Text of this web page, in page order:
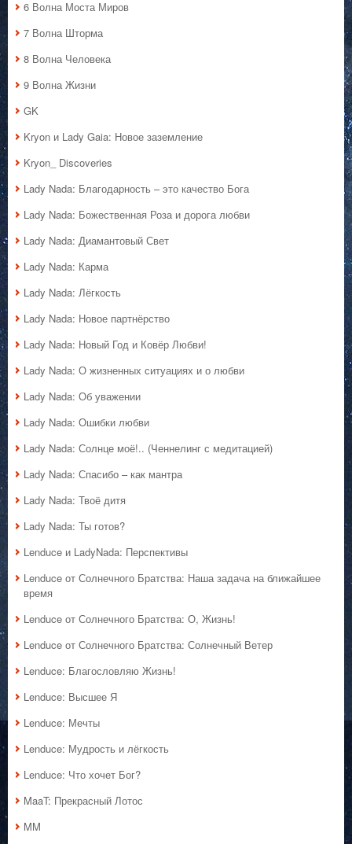
6 Волна Моста Миров
7 Волна Шторма
8 Волна Человека
9 Волна Жизни
GK
Kryon и Lady Gaia: Новое заземление
Kryon_ Discoveries
Lady Nada: Благодарность – это качество Бога
Lady Nada: Божественная Роза и дорога любви
Lady Nada: Диамантовый Свет
Lady Nada: Карма
Lady Nada: Лёгкость
Lady Nada: Новое партнёрство
Lady Nada: Новый Год и Ковёр Любви!
Lady Nada: О жизненных ситуациях и о любви
Lady Nada: Об уважении
Lady Nada: Ошибки любви
Lady Nada: Солнце моё!.. (Ченнелинг с медитацией)
Lady Nada: Спасибо – как мантра
Lady Nada: Твоё дитя
Lady Nada: Ты готов?
Lenduce и LadyNada: Перспективы
Lenduce от Солнечного Братства: Наша задача на ближайшее
время
Lenduce от Солнечного Братства: О, Жизнь!
Lenduce от Солнечного Братства: Солнечный Ветер
Lenduce: Благословляю Жизнь!
Lenduce: Высшее Я
Lenduce: Мечты
Lenduce: Мудрость и лёгкость
Lenduce: Что хочет Бог?
MaaT: Прекрасный Лотос
MM